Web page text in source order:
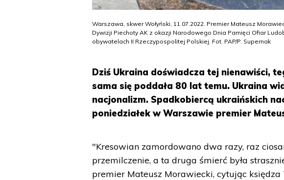
Warszawa, skwer Wołyński, 11.07.2022. Premier Mateusz
Dywizji Piechoty AK z okazji Narodowego Dnia Pamięci Ofiar
obywatelach II Rzeczypospolitej Polskiej. Fot. PAP/P. Supernak
Dziś Ukraina doświadcza tej nienawiści,
sama się poddała 80 lat temu. Ukraina
nacjonalizm. Spadkobiercą ukraińskich
poniedziałek w Warszawie premier
"Kresowian zamordowano dwa razy, raz
przemilczenie, a ta druga śmierć była
premier Mateusz Morawiecki, cytując księdza